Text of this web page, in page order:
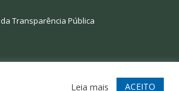
Transparência Pública
Acessar Webmail
Leia mais ACEITO